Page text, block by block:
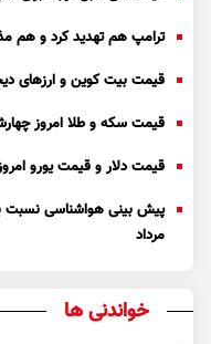
ترامپ هم تهدید کرد و هم
قیمت بیت کوین و ارز‌های دیجیتال امروز
قیمت سکه و طلا امروز چهارشنبه ۱۴ مرداد
قیمت دلار و قیمت یورو امروز چهارشنبه ۱۴
مرداد
خواندنی ها